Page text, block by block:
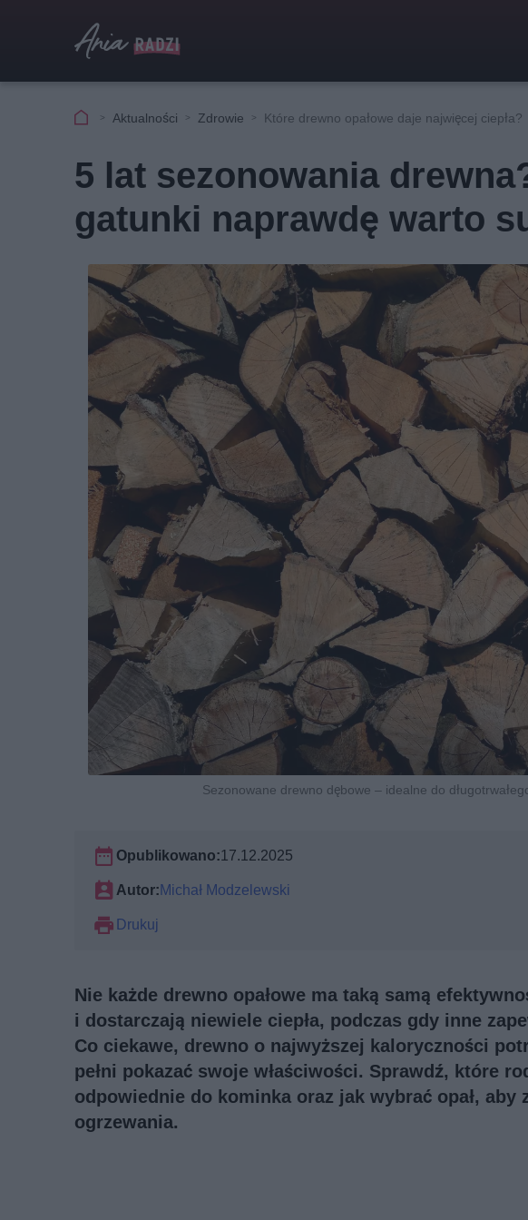
Aktualności Zdrowie Które drewno opałowe daje najwięcej ciepła?
5 lat sezonowania
gatunki naprawdę warto
Sezonowane drewno dębowe – idealne do
Opublikowano:17.12.2025
Autor:Michał Modzelewski
Drukuj
Nie każde drewno opałowe ma taką samą
i dostarczają niewiele ciepła, podczas gdy inne
Co ciekawe, drewno o najwyższej kaloryczności
pełni pokazać swoje właściwości. Sprawdź, które
odpowiednie do kominka oraz jak wybrać opał,
ogrzewania.